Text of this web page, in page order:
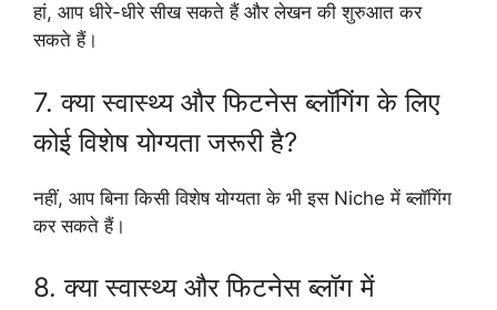
हां, आप धीरे-धीरे सीख सकते हैं और लेखन की शुरुआत कर
सकते हैं।
7. क्या स्वास्थ्य और फिटनेस ब्लॉगिंग के लिए
कोई विशेष योग्यता जरूरी है?
नहीं, आप बिना किसी विशेष योग्यता के भी इस Niche में ब्लॉगिंग
कर सकते हैं।
8. क्या स्वास्थ्य और फिटनेस ब्लॉग में